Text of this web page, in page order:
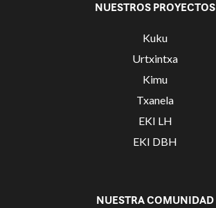
NUESTROS PROYECTOS
Kuku
Urtxintxa
Kimu
Txanela
EKI LH
EKI DBH
NUESTRA COMUNIDAD